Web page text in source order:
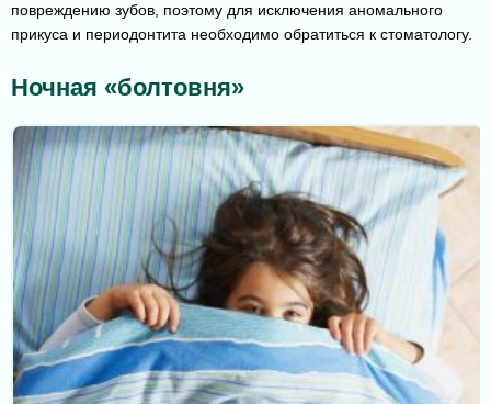
повреждению зубов, поэтому для исключения аномального
прикуса и периодонтита необходимо обратиться к стоматологу.
Ночная «болтовня»